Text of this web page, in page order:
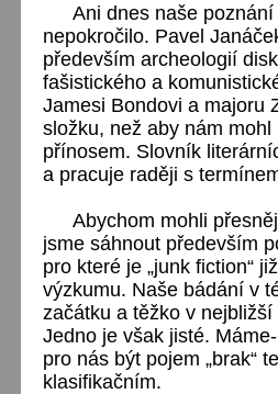
Ani dnes naše
nepokročilo. Pavel
především archeologií
fašistického a
Jamesi Bondovi a majoru
složku, než aby nám
přínosem. Slovník
a pracuje raději s
Abychom mohli
jsme sáhnout především
pro které je „junk fiction“
výzkumu. Naše bádání v
začátku a těžko v
Jedno je však jisté.
pro nás být pojem „brak“
klasifikačním.